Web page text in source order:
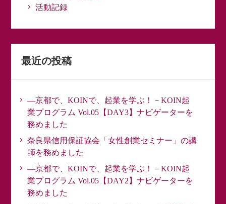
活動記録
最近の投稿
―京都で、KOINで、起業を学ぶ！－KOIN起
業プログラム Vol.05【DAY3】ナビゲーターを
務めました
奈良県信用保証協会「女性創業セミナー」の講
師を務めました
―京都で、KOINで、起業を学ぶ！－KOIN起
業プログラム Vol.05【DAY2】ナビゲーターを
務めました